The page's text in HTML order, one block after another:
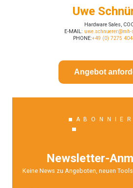
Uwe
Hardware Sales,
E-MAIL: uwe.schnuerer@mh-
PHONE:+49 (0) 7275
Angebot
Newsletter-
Keine News zu Angeboten, neuen